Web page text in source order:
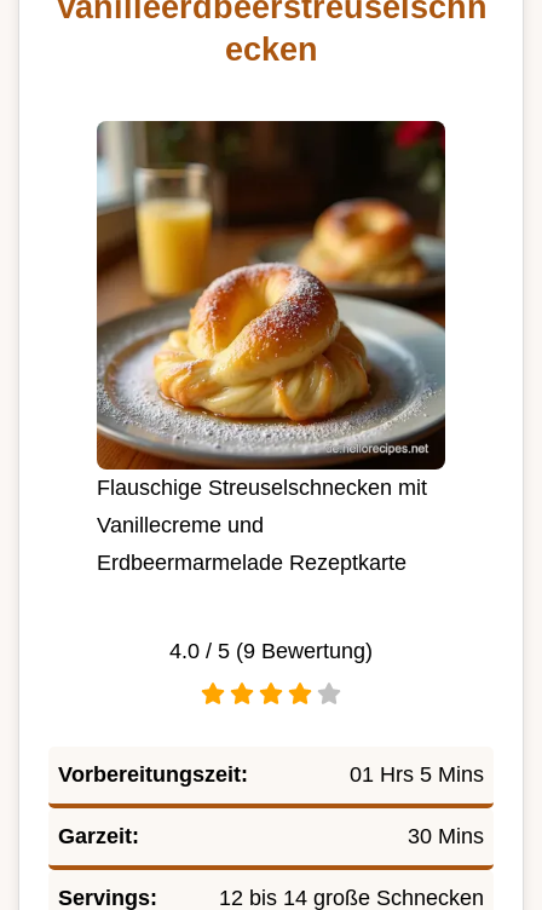
ecken
Flauschige Streuselschnecken mit
Vanillecreme und
Erdbeermarmelade Rezeptkarte
4.0 / 5 (9 Bewertung)
Vorbereitungszeit: 01 Hrs 5 Mins
Garzeit: 30 Mins
Servings: 12 bis 14 große Schnecken